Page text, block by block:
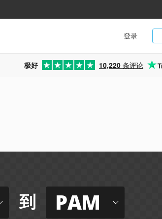
登录
极好 10,220 条评论
到 PAM